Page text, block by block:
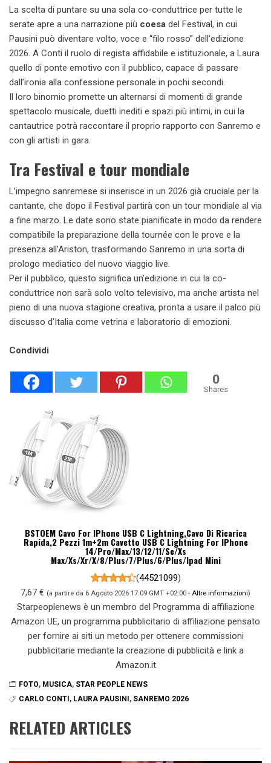
La scelta di puntare su una sola co-conduttrice per tutte le
serate apre a una narrazione più coesa del Festival, in cui
Pausini può diventare volto, voce e “filo rosso” dell’edizione
2026. A Conti il ruolo di regista affidabile e istituzionale, a Laura
quello di ponte emotivo con il pubblico, capace di passare
dall’ironia alla confessione personale in pochi secondi.
Il loro binomio promette un alternarsi di momenti di grande
spettacolo musicale, duetti inediti e spazi più intimi, in cui la
cantautrice potrà raccontare il proprio rapporto con Sanremo e
con gli artisti in gara.
Tra Festival e tour mondiale
L’impegno sanremese si inserisce in un 2026 già cruciale per la
cantante, che dopo il Festival partirà con un tour mondiale al via
a fine marzo. Le date sono state pianificate in modo da rendere
compatibile la preparazione della tournée con le prove e la
presenza all’Ariston, trasformando Sanremo in una sorta di
prologo mediatico del nuovo viaggio live.
Per il pubblico, questo significa un’edizione in cui la co-
conduttrice non sarà solo volto televisivo, ma anche artista nel
pieno di una nuova stagione creativa, pronta a usare il palco più
discusso d’Italia come vetrina e laboratorio di emozioni.
Condividi
0
Shares
BSTOEM Cavo For IPhone USB C Lightning,Cavo Di Ricarica
Rapida,2 Pezzi 1m+2m Cavetto USB C Lightning For IPhone
14/Pro/Max/13/12/11/Se/Xs
Max/Xs/Xr/X/8/Plus/7/Plus/6/Plus/Ipad Mini
(44521099)
7,67 € (a partire da 6 Agosto 2026 17:09 GMT +02:00 - Altre informazioni)
Starpeoplenews è un membro del Programma di affiliazione
Amazon UE, un programma pubblicitario di affiliazione pensato
per fornire ai siti un metodo per ottenere commissioni
pubblicitarie mediante la creazione di pubblicità e link a
Amazon.it
FOTO, MUSICA, STAR PEOPLE NEWS
CARLO CONTI, LAURA PAUSINI, SANREMO 2026
RELATED ARTICLES